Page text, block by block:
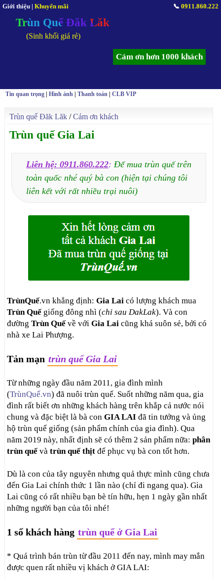
Giới thiệu | Khuyến mãi 📞 0911.860.222
Trùn Quế Đăk Lăk
(Sinh khối giá rẻ)
Cảm ơn hơn 1000 khách
Tin quan trọng |Hình ảnh |Thanh toán |CLB VIP
Trùn quế Đăk Lăk /Cảm ơn khách
Trùn quế Gia Lai
Liên hệ: 0911.860.222:Để mua trùn quế trên
toàn quốc nhé quý bà con (hiện tại chúng tôi
liên kết với rất nhiều trại nuôi)
TrùnQuế.vn khẳng định:Gia Lai có lượng khách mua
Trùn Quếgiống đông nhì (chỉ sau DakLak). Và con
đườngTrùn Quếvề vớiGia Lai cũng khá suôn sẻ, bởi có
nhà xe Lai Phượng.
Tản mạn trùn quế Gia Lai
Từ những ngày đầu năm 2011, gia đình mình
(TrùnQuế.vn) đã nuôi trùn quế. Suốt những năm qua, gia
đình rất biết ơn những khách hàng trên khắp cả nước nói
chung và đặc biệt là bà conGIA LAI đã tin tưởng và ủng
hộ trùn quế giống (sản phẩm chính của gia đình). Qua
năm 2019 này, nhất định sẽ có thêm 2 sản phẩm nữa:phân
trùn quếvàtrùn quế thịt để phục vụ bà con tốt hơn.
Dù là con của tây nguyên nhưng quả thực mình cũng chưa
đến Gia Lai chính thức 1 lần nào (chỉ đi ngang qua). Gia
Lai cũng có rất nhiều bạn bè tín hữu, hẹn 1 ngày gần nhất
những người bạn của tôi nhé!
1 số khách hàng trùn quế ở Gia Lai
* Quá trình bán trùn từ đầu 2011 đến nay, mình may mắn
được quen rất nhiều vị khách ở GIA LAI: